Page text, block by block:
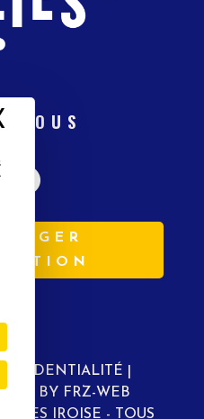
Masquer le
NOUS
BY FRZ-WEB
IROISE - TOUS